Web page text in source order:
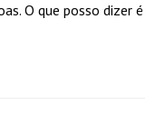
O que posso dizer é